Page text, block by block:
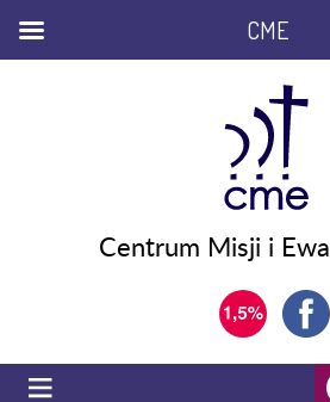
Centrum Misji i
CME